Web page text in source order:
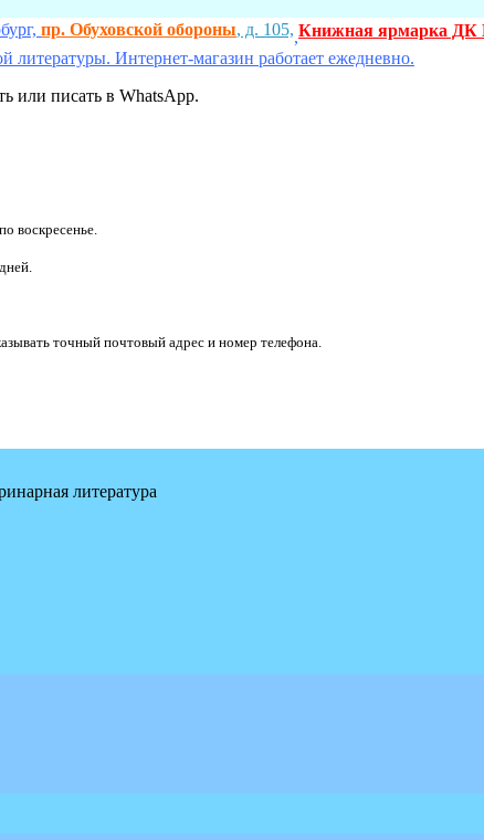
пр. Обуховской обороны, д. 105,,Книжная ярмарка ДК
Интернет-магазин работает ежедневно.
или писать в WhatsApp.
воскресенье.
точный почтовый адрес и номер телефона.
литература